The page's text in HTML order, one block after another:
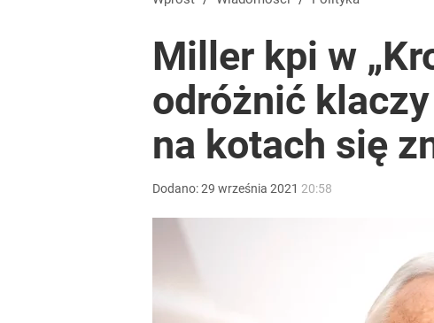
Masowe zatrucia nad polskim morzem. Wprowadzono
„Żyję z piętnem zabójcy”. Kierowca, który potrącił
Miller kpi w
odróżnić
na kotach się
Dodano:29 września 2021 20:58